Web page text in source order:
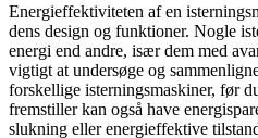
Energieffektiviteten af en
dens design og funktioner. Nogle
energi end andre, især dem med
vigtigt at undersøge og
forskellige isterningsmaskiner, før
fremstiller kan også have
slukning eller energieffektive